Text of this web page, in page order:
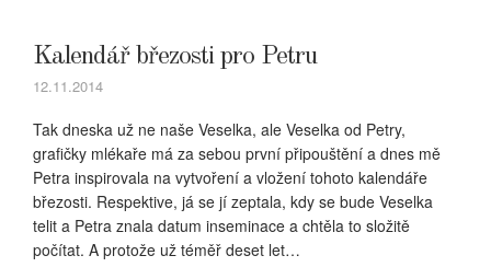
Kalendář březosti pro Petru
12.11.2014
Tak dneska už ne naše Veselka, ale Veselka od Petry,
grafičky mlékaře má za sebou první připouštění a dnes mě
Petra inspirovala na vytvoření a vložení tohoto kalendáře
březosti. Respektive, já se jí zeptala, kdy se bude Veselka
telit a Petra znala datum inseminace a chtěla to složitě
počítat. A protože už téměř deset let…